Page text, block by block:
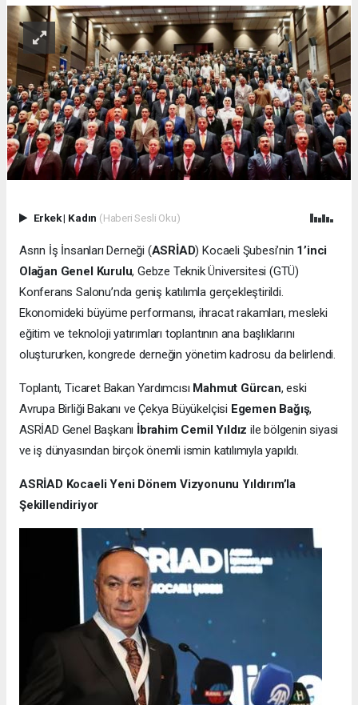
Erkek| Kadın (Haberi Sesli Oku)
Asrın İş İnsanları Derneği (ASRİAD) Kocaeli Şubesi’nin 1’inci
Olağan Genel Kurulu, Gebze Teknik Üniversitesi (GTÜ)
Konferans Salonu’nda geniş katılımla gerçekleştirildi.
Ekonomideki büyüme performansı, ihracat rakamları, mesleki
eğitim ve teknoloji yatırımları toplantının ana başlıklarını
oluştururken, kongrede derneğin yönetim kadrosu da belirlendi.
Toplantı, Ticaret Bakan Yardımcısı Mahmut Gürcan, eski
Avrupa Birliği Bakanı ve Çekya Büyükelçisi Egemen Bağış,
ASRİAD Genel Başkanı İbrahim Cemil Yıldız ile bölgenin siyasi
ve iş dünyasından birçok önemli ismin katılımıyla yapıldı.
ASRİAD Kocaeli Yeni Dönem Vizyonunu Yıldırım’la
Şekillendiriyor